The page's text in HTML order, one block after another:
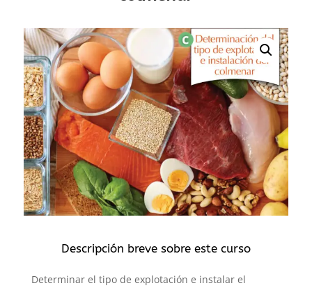
Descripción breve sobre este curso
Determinar el tipo de explotación e instalar el